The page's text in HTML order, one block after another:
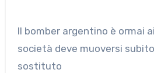
Il bomber argentino è ormai ai saluti. Ora la
società deve muoversi
sostituto